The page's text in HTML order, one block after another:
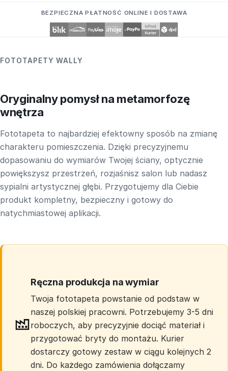
BEZPIECZNA PŁATNOŚĆ ONLINE I DOSTAWA
FOTOTAPETY WALLY
Oryginalny pomysł na metamorfozę
wnętrza
Fototapeta to najbardziej efektowny sposób na zmianę
charakteru pomieszczenia. Dzięki precyzyjnemu
dopasowaniu do wymiarów Twojej ściany, optycznie
powiększysz przestrzeń, rozjaśnisz salon lub nadasz
sypialni artystycznej głębi. Przygotujemy dla Ciebie
produkt kompletny, bezpieczny i gotowy do
natychmiastowej aplikacji.
Ręczna produkcja na wymiar
Twoja fototapeta powstanie od podstaw w
naszej polskiej pracowni. Potrzebujemy 3-5 dni
roboczych, aby precyzyjnie dociąć materiał i
przygotować bryty do montażu. Kurier
dostarczy gotowy zestaw w ciągu kolejnych 2
dni. Do każdego zamówienia dołączamy